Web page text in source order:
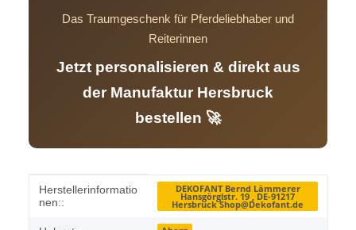
Das Traumgeschenk für Pferdeliebhaber und
Reiterinnen
Jetzt personalisieren & direkt aus
der Manufaktur Hersbruck
bestellen 🚀
Produkteigenschaft
Wert
Herstellerinformatio
nen::
DEKOFANT Bernd Lämmerer
Hansgörglstr. 19 , DE-91217
Hersbruck Shop@Dekofant.de